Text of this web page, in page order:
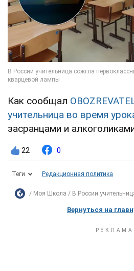
Как сообщал
учительница во время
засранцами и
22 0
Теги Редакционная политика
Моя Школа В России
Вернуться на